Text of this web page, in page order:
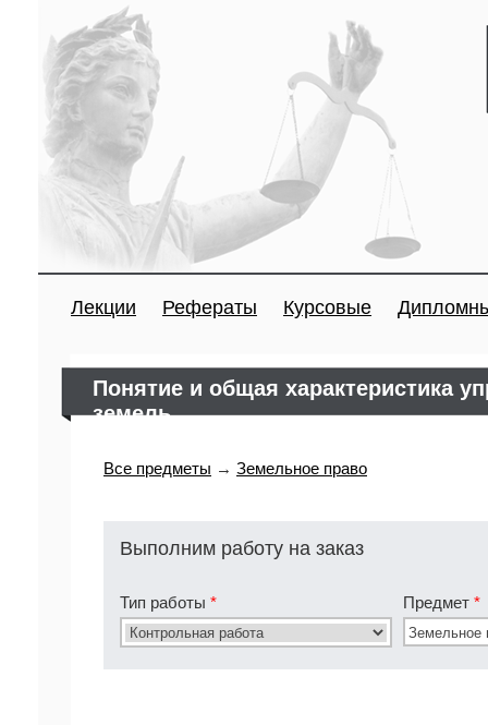
Лекции Рефераты Курсовые
Понятие и общая характеристика
земель
Все предметы → Земельное право
Выполним работу на заказ
Тип работы * Предмет *